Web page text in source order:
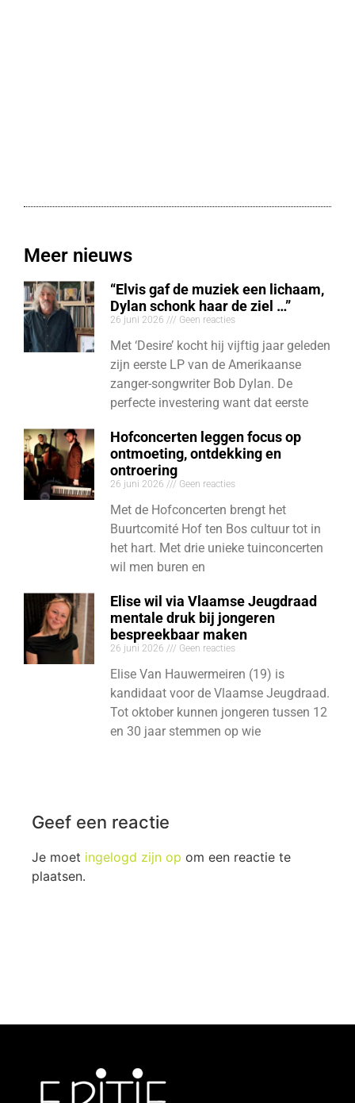
Meer nieuws
“Elvis gaf de muziek een lichaam,
Dylan schonk haar de ziel …”
26 juni 2026 Geen reacties
Met ‘Desire’ kocht hij vijftig jaar geleden
zijn eerste LP van de Amerikaanse
zanger-songwriter Bob Dylan. De
perfecte investering want dat eerste
Hofconcerten leggen focus op
ontmoeting, ontdekking en
ontroering
26 juni 2026 Geen reacties
Met de Hofconcerten brengt het
Buurtcomité Hof ten Bos cultuur tot in
het hart. Met drie unieke tuinconcerten
wil men buren en
Elise wil via Vlaamse Jeugdraad
mentale druk bij jongeren
bespreekbaar maken
26 juni 2026 Geen reacties
Elise Van Hauwermeiren (19) is
kandidaat voor de Vlaamse Jeugdraad.
Tot oktober kunnen jongeren tussen 12
en 30 jaar stemmen op wie
Geef een reactie
Je moet ingelogd zijn op om een reactie te
plaatsen.